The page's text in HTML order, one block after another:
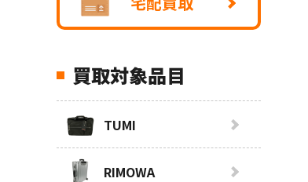
買取対象品目
TUMI
RIMOWA